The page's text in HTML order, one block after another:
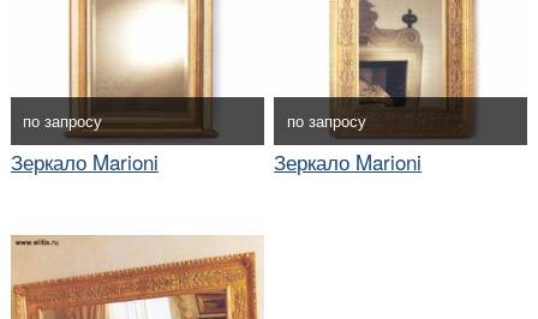
по запросу
Зеркало Marioni
по запросу
Зеркало Marioni